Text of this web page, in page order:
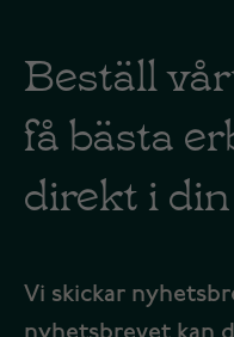
Beställ
få bästa
direkt i
Vi skickar